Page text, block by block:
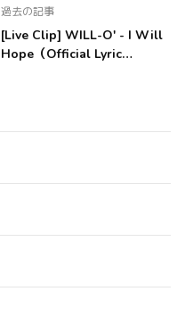
過去の記事
[Live Clip] WILL-O' - I Will
Hope（Official Lyric